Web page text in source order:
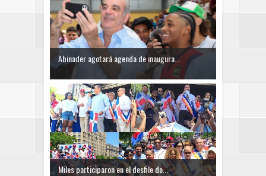
Abinader agotará agenda de inaugura...
Miles participaron en el desfile do...